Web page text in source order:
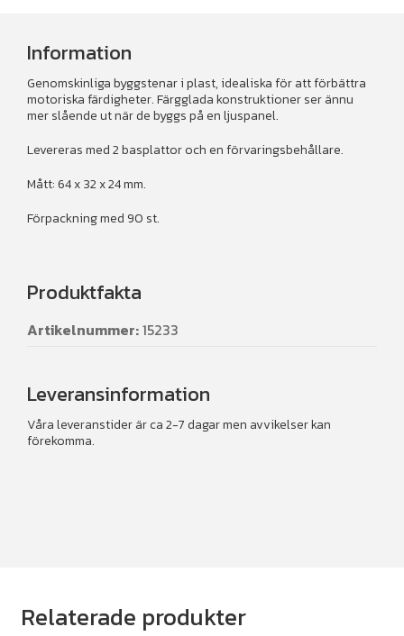
Information
Genomskinliga byggstenar i plast, idealiska för att förbättra
motoriska färdigheter. Färgglada konstruktioner ser ännu
mer slående ut när de byggs på en ljuspanel.
Levereras med 2 basplattor och en förvaringsbehållare.
Mått: 64 x 32 x 24 mm.
Förpackning med 90 st.
Produktfakta
Artikelnummer:15233
Leveransinformation
Våra leveranstider är ca 2-7 dagar men avvikelser kan
förekomma.
Relaterade produkter